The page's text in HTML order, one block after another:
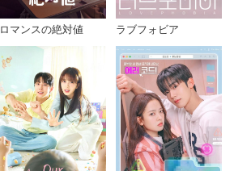
ロマンスの絶対値 ラブフォビア